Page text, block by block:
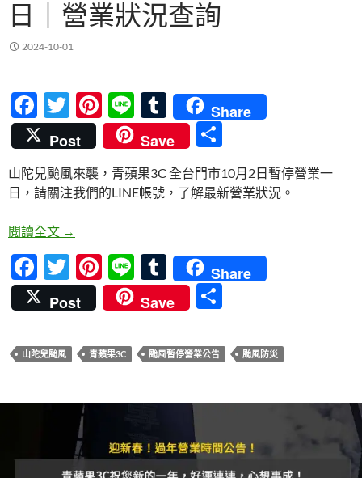
日｜營業狀況查詢
2024-10-01
F
ac
e
b
o
o
k
T
w
itt
er
Pi
nt
er
es
t
Li
n
e
T
u
m
bl
Share
Post
Save
享
山陀兒颱風來襲，青蘋果3C 全台門市10月2日暫停營業一
日，請關注我們的LINE帳號，了解最新營業狀況。
閱讀全文 山陀兒颱風來襲｜青蘋果3C 10月2日全台門市暫停
→
F
ac
e
b
o
o
T
w
itt
er
Pi
nt
er
es
t
Li
n
e
T
u
m
bl
r
Share
Post
Save
山陀兒颱風 青蘋果3C 颱風暫停營業公告 颱風防災